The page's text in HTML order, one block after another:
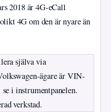
2018 är 4G-eCall
4G om den är nyare än
själva via
ägare är VIN-
i instrumentpanelen.
verkstad.